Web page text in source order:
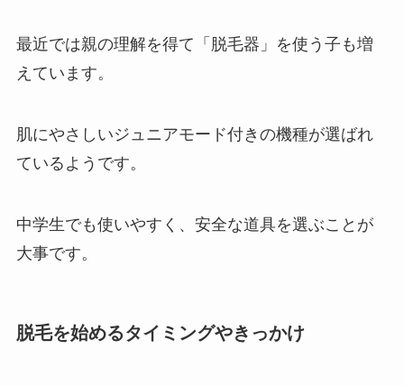
最近では親の理解を得て「脱毛器」を使う子も増
えています。
肌にやさしいジュニアモード付きの機種が選ばれ
ているようです。
中学生でも使いやすく、安全な道具を選ぶことが
大事です。
脱毛を始めるタイミングやきっかけ